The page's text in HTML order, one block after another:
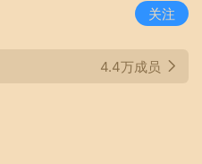
关注
4.4万成员